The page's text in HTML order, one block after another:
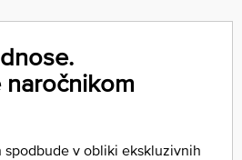
naročnikom
spodbude v obliki ekskluzivnih